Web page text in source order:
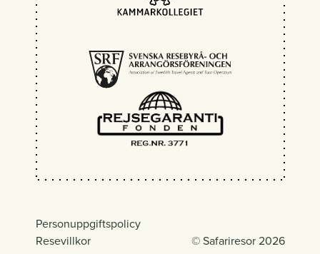
Personuppgiftspolicy
Resevillkor
© Safariresor 2026